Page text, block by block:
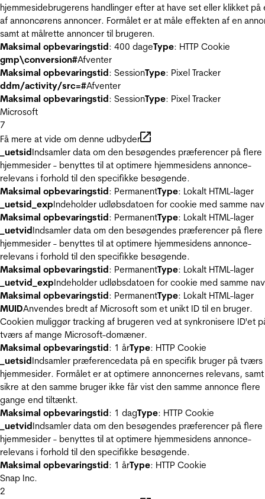
hjemmesidebrugerens handlinger efter at have set eller klikket på
af annoncørens annoncer. Formålet er at måle effekten af en
samt at målrette annoncer til brugeren.
Maksimal opbevaringstid: 400 dageType: HTTP Cookie
gmp\conversion#Afventer
Maksimal opbevaringstid: SessionType: Pixel Tracker
ddm/activity/src=#Afventer
Maksimal opbevaringstid: SessionType: Pixel Tracker
Microsoft
7
Få mere at vide om denne udbyder
_uetsidIndsamler data om den besøgendes præferencer på flere
hjemmesider - benyttes til at optimere hjemmesidens annonce-
relevans i forhold til den specifikke besøgende.
Maksimal opbevaringstid: PermanentType: Lokalt HTML-lager
_uetsid_expIndeholder udløbsdatoen for cookie med samme
Maksimal opbevaringstid: PermanentType: Lokalt HTML-lager
_uetvidIndsamler data om den besøgendes præferencer på flere
hjemmesider - benyttes til at optimere hjemmesidens annonce-
relevans i forhold til den specifikke besøgende.
Maksimal opbevaringstid: PermanentType: Lokalt HTML-lager
_uetvid_expIndeholder udløbsdatoen for cookie med samme
Maksimal opbevaringstid: PermanentType: Lokalt HTML-lager
MUIDAnvendes bredt af Microsoft som et unikt ID til en bruger.
Cookien muliggør tracking af brugeren ved at synkronisere ID'et
tværs af mange Microsoft-domæner.
Maksimal opbevaringstid: 1 årType: HTTP Cookie
_uetsidIndsamler præferencedata på en specifik bruger på tværs
hjemmesider. Formålet er at optimere annoncernes relevans, samt
sikre at den samme bruger ikke får vist den samme annonce flere
gange end tiltænkt.
Maksimal opbevaringstid: 1 dagType: HTTP Cookie
_uetvidIndsamler data om den besøgendes præferencer på flere
hjemmesider - benyttes til at optimere hjemmesidens annonce-
relevans i forhold til den specifikke besøgende.
Maksimal opbevaringstid: 1 årType: HTTP Cookie
Snap Inc.
2